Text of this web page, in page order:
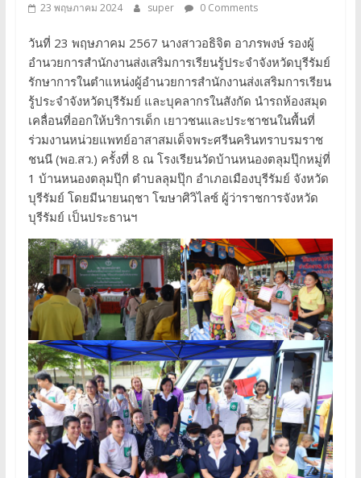
23 พฤษภาคม 2024 super 0 Comments
วันที่ 23 พฤษภาคม 2567 นางสาวอธิจิต อาภรพงษ์ รองผู้
อำนวยการสำนักงานส่งเสริมการเรียนรู้ประจำจังหวัดบุรีรัมย์
รักษาการในตำแหน่งผู้อำนวยการสำนักงานส่งเสริมการเรียน
รู้ประจำจังหวัดบุรีรัมย์ และบุคลากรในสังกัด นำรถห้องสมุด
เคลื่อนที่ออกให้บริการเด็ก เยาวชนและประชาชนในพื้นที่
ร่วมงานหน่วยแพทย์อาสาสมเด็จพระศรีนครินทราบรมราช
ชนนี (พอ.สว.) ครั้งที่ 8 ณ โรงเรียนวัดบ้านหนองตลุมปุ๊กหมู่ที่
1 บ้านหนองตลุมปุ๊ก ตำบลลุมปุ๊ก อำเภอเมืองบุรีรัมย์ จังหวัด
บุรีรัมย์ โดยมีนายนฤชา โฆษาศิวิไลซ์ ผู้ว่าราชการจังหวัด
บุรีรัมย์ เป็นประธานฯ